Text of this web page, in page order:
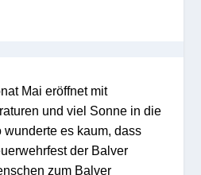
Mai eröffnet mit
und viel Sonne in die
es kaum, dass
der Balver
zum Balver